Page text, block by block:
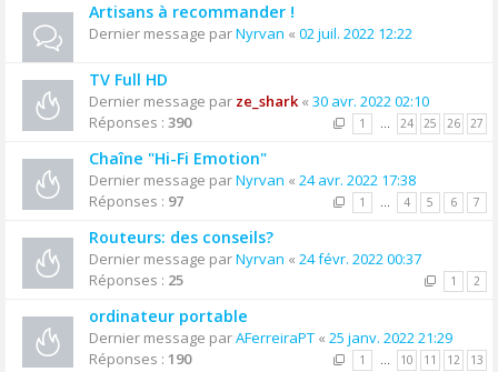
Artisans à recommander !
Dernier message parNyrvan « 02 juil. 2022 12:22
TV Full HD
Dernier message par ze_shark« 30 avr. 2022 02:10
Réponses : 390 1 … 24 25 26 27
Chaîne "Hi-Fi Emotion"
Dernier message parNyrvan « 24 avr. 2022 17:38
Réponses : 97 1 … 4 5 6 7
Routeurs: des conseils?
Dernier message parNyrvan « 24 févr. 2022 00:37
Réponses : 25 1 2
ordinateur portable
Dernier message parAFerreiraPT « 25 janv. 2022 21:29
Réponses : 190 1 … 10 11 12 13